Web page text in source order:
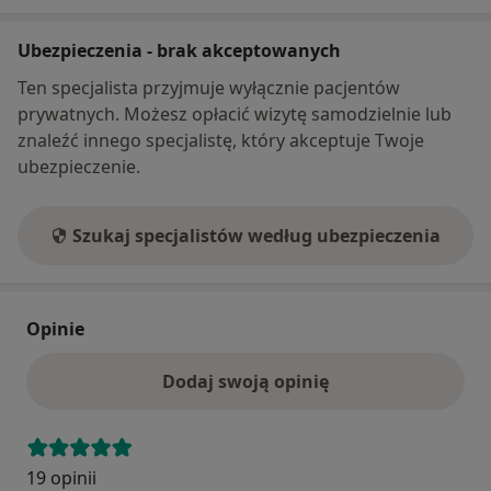
Ubezpieczenia - brak akceptowanych
Ten specjalista przyjmuje wyłącznie pacjentów
prywatnych. Możesz opłacić wizytę samodzielnie lub
znaleźć innego specjalistę, który akceptuje Twoje
ubezpieczenie.
Szukaj specjalistów według ubezpieczenia
Opinie
Dodaj swoją opinię
19 opinii